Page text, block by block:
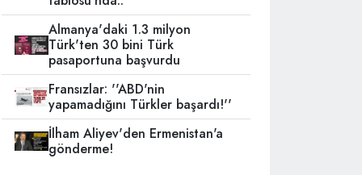
Almanya'daki 1.3 milyon
Türk'ten 30 bini Türk
pasaportuna başvurdu
Fransızlar: ''ABD'nin
yapamadığını Türkler başardı!''
İlham Aliyev'den Ermenistan'a
gönderme!